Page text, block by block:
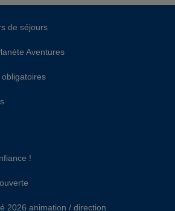
de séjours
Aventures
!
2026 animation / direction